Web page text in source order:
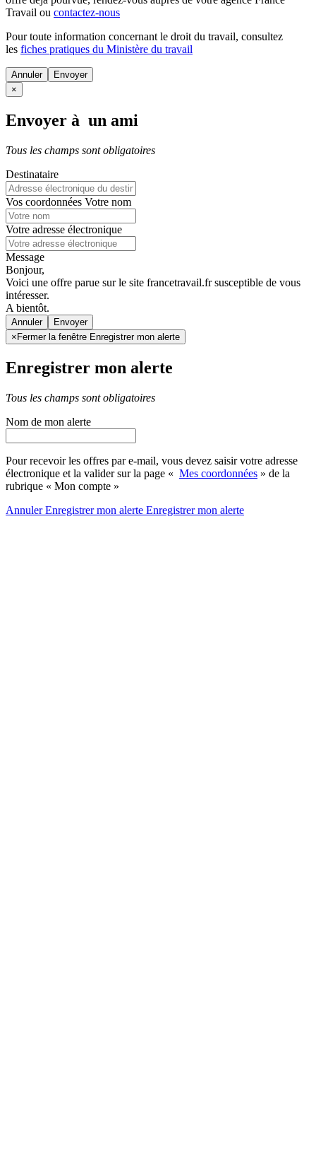
Travail ou contactez-nous
Pour toute information concernant le droit du travail, consultez
les fiches pratiques du Ministère du travail
Annuler
×
Envoyer à un ami
Tous les champs sont obligatoires
Destinataire
Vos coordonnées Votre nom
Votre adresse électronique
Message
Bonjour,
Voici une offre parue sur le site francetravail.fr susceptible de vous
intéresser.
A bientôt.
Annuler
× Fermer la fenêtre Enregistrer mon alerte
Enregistrer mon alerte
Tous les champs sont obligatoires
Nom de mon alerte
Pour recevoir les offres par e-mail, vous devez saisir votre adresse
électronique et la valider sur la page « Mes coordonnées » de la
rubrique « Mon compte »
AnnulerEnregistrer mon alerte Enregistrermon alerte